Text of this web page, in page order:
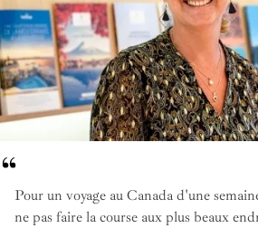
Pour un voyage au Canada d'une
ne pas faire la course aux plus beaux